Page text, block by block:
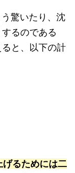
驚いたり、沈
るのである
と、以下の計
げるためには二